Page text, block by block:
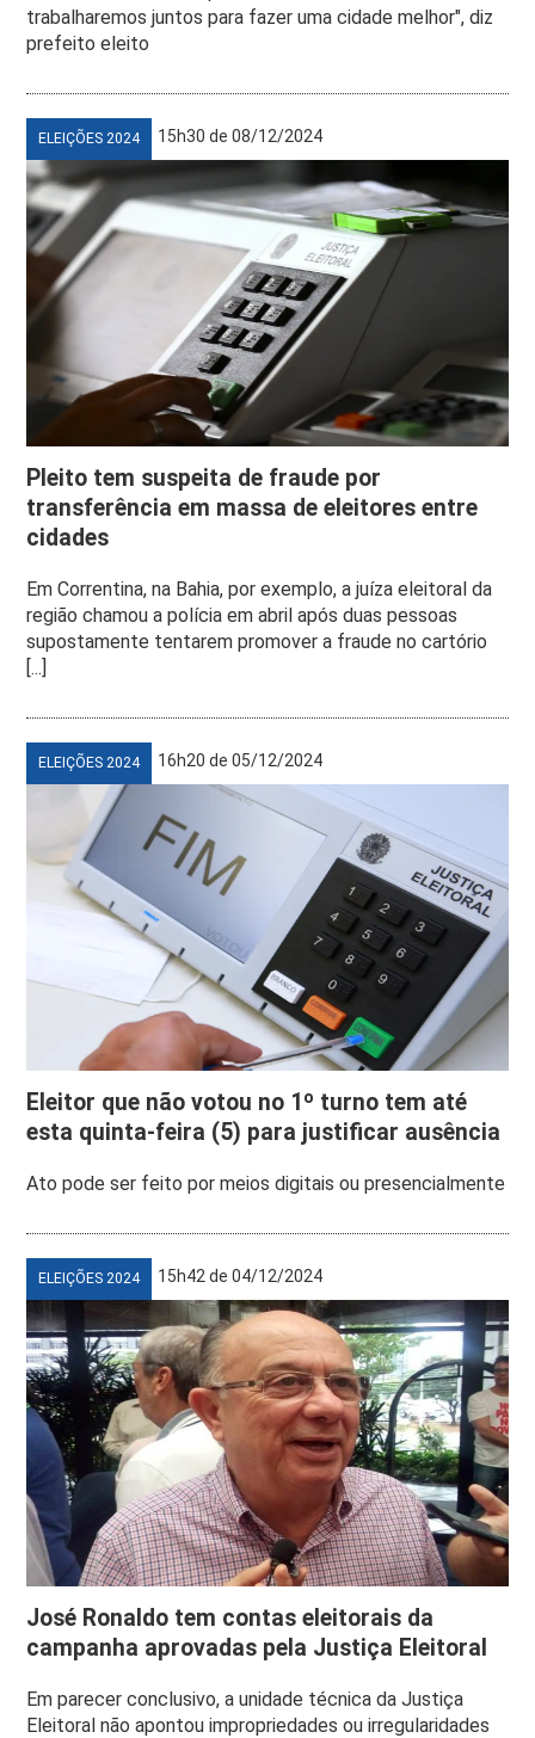
trabalharemos juntos para fazer uma cidade melhor", diz
prefeito eleito
ELEIÇÕES 2024 15h30 de 08/12/2024
Pleito tem suspeita de fraude por
transferência em massa de eleitores entre
cidades
Em Correntina, na Bahia, por exemplo, a juíza eleitoral da
região chamou a polícia em abril após duas pessoas
supostamente tentarem promover a fraude no cartório
[...]
ELEIÇÕES 2024 16h20 de 05/12/2024
Eleitor que não votou no 1º turno tem até
esta quinta-feira (5) para justificar ausência
Ato pode ser feito por meios digitais ou presencialmente
ELEIÇÕES 2024 15h42 de 04/12/2024
José Ronaldo tem contas eleitorais da
campanha aprovadas pela Justiça Eleitoral
Em parecer conclusivo, a unidade técnica da Justiça
Eleitoral não apontou impropriedades ou irregularidades